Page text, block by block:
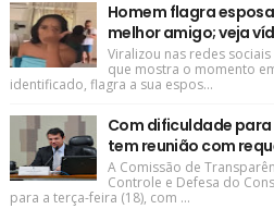
Homem flagra
melhor amigo; veja
Viralizou nas redes
que mostra o momento
identificado, flagra a sua espos...
Com dificuldade para
tem reunião com
A Comissão de
Controle e Defesa do
para a terça-feira (18), com ...